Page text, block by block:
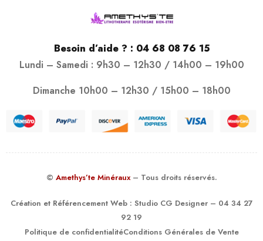
Besoin d’aide ? : 04 68 08 76 15
Lundi – Samedi : 9h30 – 12h30 / 14h00 – 19h00
Dimanche 10h00 – 12h30 / 15h00 – 18h00
© Amethys’te Minéraux – Tous droits réservés.
Création et Référencement Web : Studio CG Designer– 04 34 27
92 19
Politique de confidentialitéConditions Générales de Vente